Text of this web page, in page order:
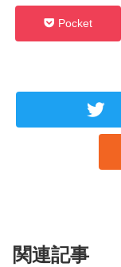
Pocket
関連記事